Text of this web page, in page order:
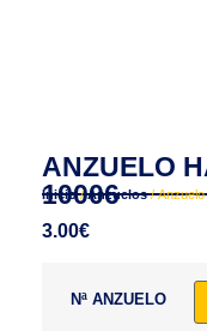
ANZUELO
10006
Inicio/Anzuelos/ Anzuelo
3.00€
Nª ANZUELO